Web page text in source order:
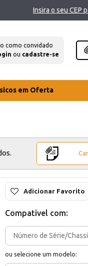
Insira o seu CEP
como convidado
ou cadastre-se
em Oferta
Adicionar Favorito
Compativel com:
ou selecione um modelo: